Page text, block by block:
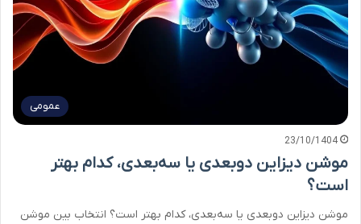
عمومی
23/10/1404
موشن دیزاین دوبعدی یا سه‌بعدی، کدام بهتر
است؟
موشن دیزاین دوبعدی یا سه‌بعدی، کدام بهتر است؟ انتخاب بین موشن